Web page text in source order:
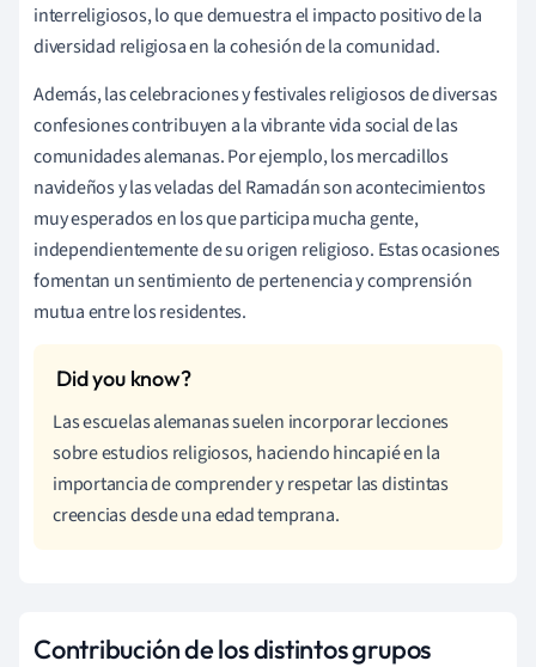
interreligiosos, lo que demuestra el impacto positivo de la
diversidad religiosa en la cohesión de la comunidad.
Además, las celebraciones y festivales religiosos de diversas
confesiones contribuyen a la vibrante vida social de las
comunidades alemanas. Por ejemplo, los mercadillos
navideños y las veladas del Ramadán son acontecimientos
muy esperados en los que participa mucha gente,
independientemente de su origen religioso. Estas ocasiones
fomentan un sentimiento de pertenencia y comprensión
mutua entre los residentes.
Las escuelas alemanas suelen incorporar lecciones
sobre estudios religiosos, haciendo hincapié en la
importancia de comprender y respetar las distintas
creencias desde una edad temprana.
Contribución de los distintos grupos